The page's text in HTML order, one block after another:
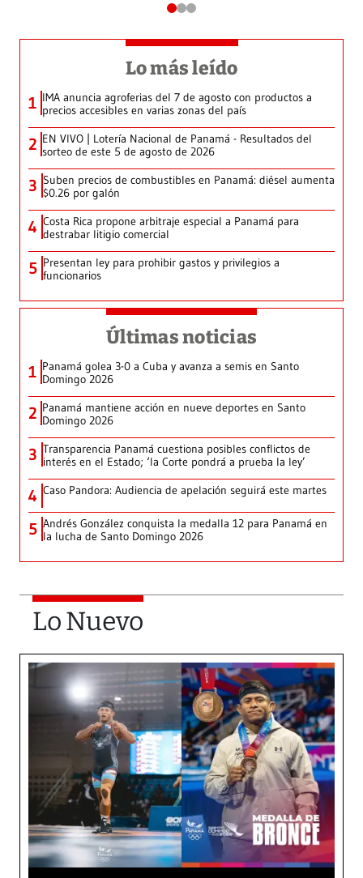
Lo más leído
1 IMA anuncia agroferias del 7 de agosto con productos a
precios accesibles en varias zonas del país
2 EN VIVO | Lotería Nacional de Panamá - Resultados del
sorteo de este 5 de agosto de 2026
3 Suben precios de combustibles en Panamá: diésel aumenta
$0.26 por galón
4 Costa Rica propone arbitraje especial a Panamá para
destrabar litigio comercial
5 Presentan ley para prohibir gastos y privilegios a
funcionarios
Últimas noticias
1 Panamá golea 3-0 a Cuba y avanza a semis en Santo
Domingo 2026
2 Panamá mantiene acción en nueve deportes en Santo
Domingo 2026
3 Transparencia Panamá cuestiona posibles conflictos de
interés en el Estado; ‘la Corte pondrá a prueba la ley’
4 Caso Pandora: Audiencia de apelación seguirá este martes
5 Andrés González conquista la medalla 12 para Panamá en
la lucha de Santo Domingo 2026
Lo Nuevo